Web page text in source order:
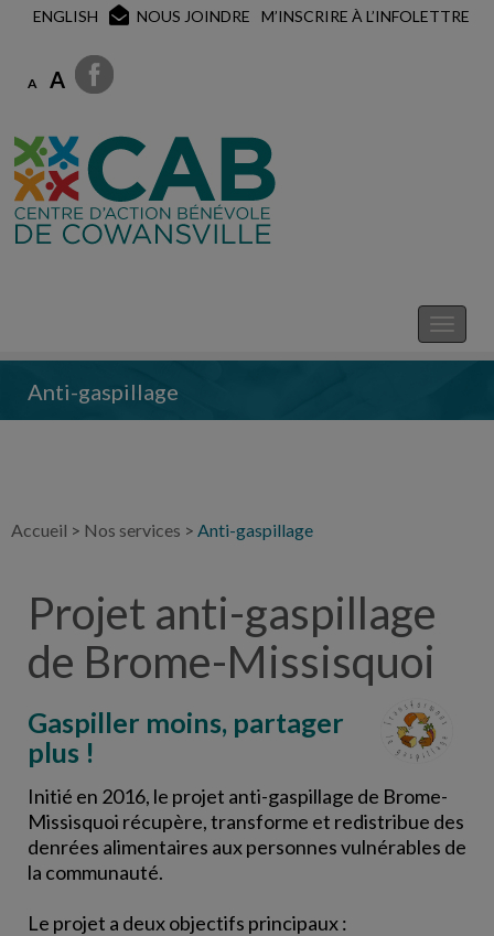
ENGLISH NOUS JOINDRE M’INSCRIRE À L’INFOLETTRE
A A
Anti-gaspillage
Accueil > Nos services > Anti-gaspillage
Projet anti-gaspillage
de Brome-Missisquoi
Gaspiller moins, partager
plus !
Initié en 2016, le projet anti-gaspillage de Brome-
Missisquoi récupère, transforme et redistribue des
denrées alimentaires aux personnes vulnérables de
la communauté.
Le projet a deux objectifs principaux :